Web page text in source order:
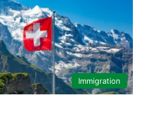
Immigration